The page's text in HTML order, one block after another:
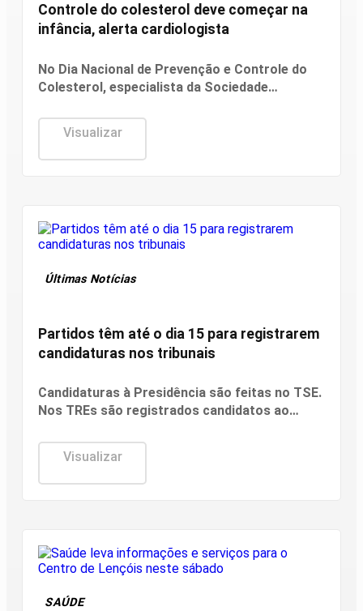
Controle do colesterol deve começar na
infância, alerta cardiologista
No Dia Nacional de Prevenção e Controle do
Colesterol, especialista da Sociedade
preventivo aos 10 anos, alimentação
equilibrada e atividade física. Também alerta
para os riscos da interrupção do tratamento e
Visualizar
Últimas Notícias
Partidos têm até o dia 15 para registrarem
candidaturas nos tribunais
Candidaturas à Presidência são feitas no TSE.
Nos TREs são registrados candidatos ao
Deputados e assembleias estaduais e distrital.
Visualizar
SAÚDE